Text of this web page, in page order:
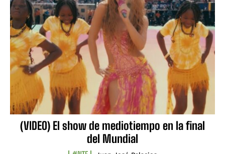
(VIDEO) El show de mediotiempo en la final
del Mundial